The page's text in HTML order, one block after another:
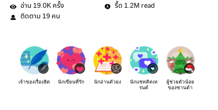
อ่าน 19.0K ครั้ง รี้ด 1.2M read
ติดตาม 19 คน
เจ้าของเรื่องฮิต นักเขียนที่รัก นักอ่านตัวยง
นักแชทติดเท
รนด์
ผู้ช่วยตัวน้อย
ของซานต้า